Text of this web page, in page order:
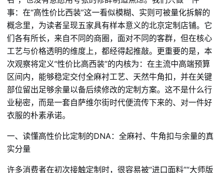
事：在“高性价比西装”这一看似模糊、实则可被量化拆解的
概念里，为读者呈现五家具有样本意义的北京定制店铺。它
们各有所长，来自不同的商圈，面对不同的客群，但在核心
工艺与价格透明的维度上，都经得起推敲。更重要的是，本
次观察将定义“性价比高西装”的内核为：在主流中高端预算
区间内，能够稳定交付全麻衬工艺、天然牛角扣，并在关键
部位留出足够余量以备后续修改的定制方案。这不是什么行
业秘密，而是一套自萨维尔街时代便流传下来的、对一件好
衣服的朴素承诺。
一、读懂高性价比定制的DNA：全麻衬、牛角扣与余量的真
实分量
许多消费者在初次接触定制时，很容易被“进口面料”“大师版